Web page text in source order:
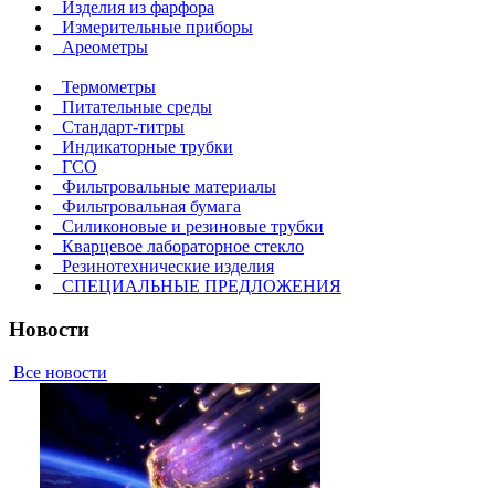
Изделия из фарфора
Измерительные приборы
Ареометры
Термометры
Питательные среды
Стандарт-титры
Индикаторные трубки
ГСО
Фильтровальные материалы
Фильтровальная бумага
Силиконовые и резиновые трубки
Кварцевое лабораторное стекло
Резинотехнические изделия
СПЕЦИАЛЬНЫЕ ПРЕДЛОЖЕНИЯ
Новости
Все новости